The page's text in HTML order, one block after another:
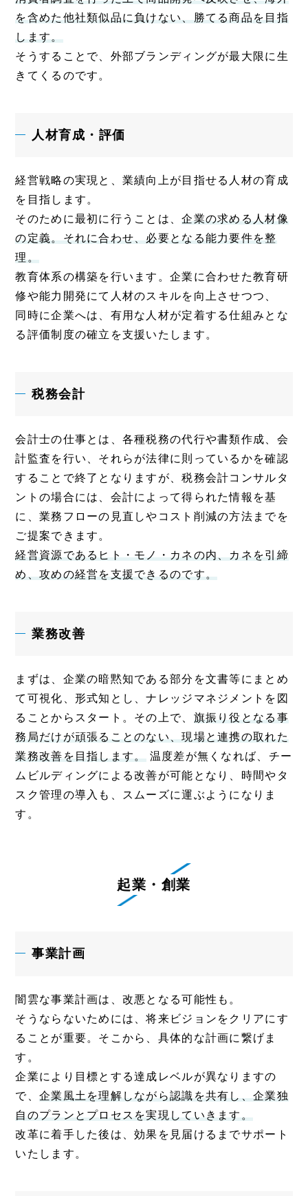
を含めた他社類似品に負けない、勝てる商品を目指
します。
そうすることで、外部ブランディングが最大限に生
きてくるのです。
人材育成・評価
経営戦略の実現と、業績向上が目指せる人材の育成
を目指します。
そのために最初に行うことは、企業の求める人材像
の定義。それに合わせ、必要となる能力要件を整
理。
教育体系の構築を行います。企業に合わせた教育研
修や能力開発にて人材のスキルを向上させつつ、
同時に企業へは、有用な人材が定着する仕組みとな
る評価制度の確立を支援いたします。
税務会計
会計士の仕事とは、各種税務の代行や書類作成、会
計監査を行い、それらが法律に則っているかを確認
することで終了となりますが、税務会計コンサルタ
ントの場合には、会計によって得られた情報を基
に、業務フローの見直しやコスト削減の方法までを
ご提案できます。
経営資源であるヒト・モノ・カネの内、カネを引締
め、攻めの経営を支援できるのです。
業務改善
まずは、企業の暗黙知である部分を文書等にまとめ
て可視化、形式知とし、ナレッジマネジメントを図
ることからスタート。その上で、 旗振り役となる事
務局だけが頑張ることのない、現場と連携の取れた
業務改善を目指します。温度差が無くなれば、チー
ムビルディングによる改善が可能となり、時間やタ
スク管理の導入も、スムーズに運ぶようになりま
す。
起業・創業
事業計画
闇雲な事業計画は、改悪となる可能性も。
そうならないためには、将来ビジョンをクリアにす
ることが重要。そこから、具体的な計画に繋げま
す。
企業により目標とする達成レベルが異なりますの
で、 企業風土を理解しながら認識を共有し、企業独
自のプランとプロセスを実現していきます。
改革に着手した後は、効果を見届けるまでサポート
いたします。